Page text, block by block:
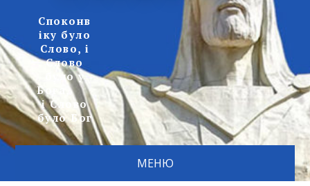
Споконв
іку було
Слово, і
Слово
було у
Бога,
і Слово
було Бог
МЕНЮ